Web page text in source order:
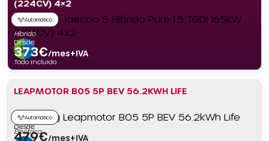
(224CV) 4×2
Automático
Híbrido
Desde:
373€/mes+IVA
Todo incluido
LEAPMOTOR B05 5P BEV 56.2KWH LIFE
Automático
Eléctrico
Desde:
479€/mes+IVA